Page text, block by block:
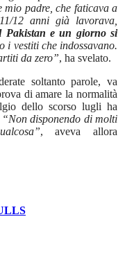
mio padre, che faticava a
12 anni già lavorava,
Pakistan e un giorno si
i vestiti che indossavano.
da zero”, ha svelato.
soltanto parole, va
di amare la normalità
dello scorso lugli ha
“Non disponendo di molti
, aveva allora